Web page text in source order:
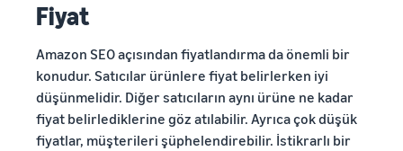
Fiyat
Amazon SEO açısından fiyatlandırma da önemli bir
konudur. Satıcılar ürünlere fiyat belirlerken iyi
düşünmelidir. Diğer satıcıların aynı ürüne ne kadar
fiyat belirlediklerine göz atılabilir. Ayrıca çok düşük
fiyatlar, müşterileri şüphelendirebilir. İstikrarlı bir